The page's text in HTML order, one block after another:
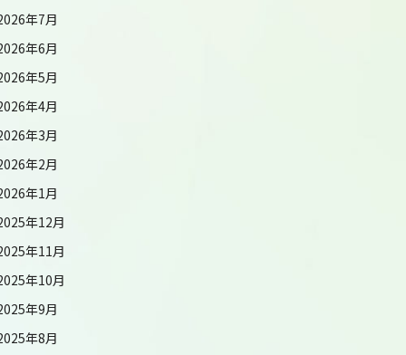
年7月
年6月
年5月
年4月
年3月
年2月
年1月
年12月
年11月
年10月
年9月
年8月